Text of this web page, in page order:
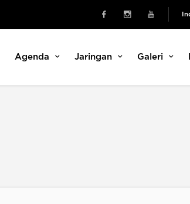
Agenda Jaringan Galeri